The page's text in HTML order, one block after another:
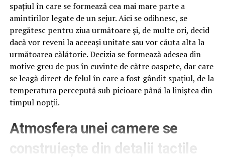
spațiul în care se formează cea mai mare parte a
amintirilor legate de un sejur. Aici se odihnesc, se
pregătesc pentru ziua următoare și, de multe ori, decid
dacă vor reveni la aceeași unitate sau vor căuta alta la
următoarea călătorie. Decizia se formează adesea din
motive greu de pus în cuvinte de către oaspete, dar care
se leagă direct de felul în care a fost gândit spațiul, de la
temperatura percepută sub picioare până la liniștea din
timpul nopții.
Atmosfera unei camere se
construiește din detalii tactile